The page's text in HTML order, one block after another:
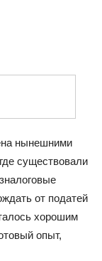
нынешними
существовали
от податей
хорошим
опыт,